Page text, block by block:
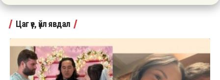
Цаг үе, үйл явдал